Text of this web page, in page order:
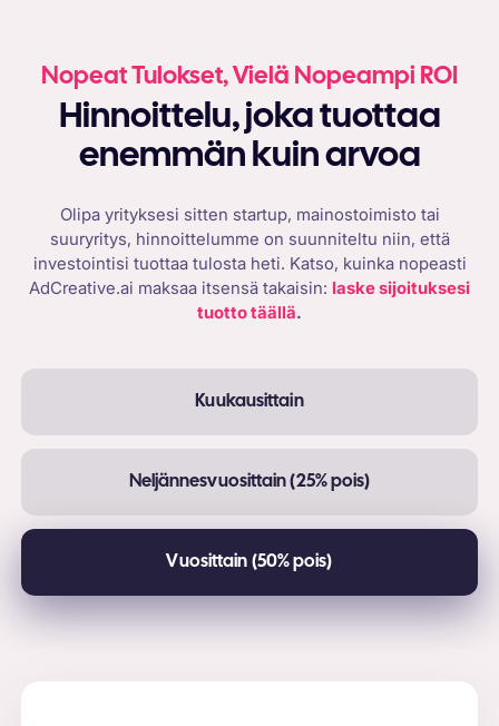
Nopeat Tulokset, Vielä Nopeampi ROI
Hinnoittelu, joka tuottaa
enemmän kuin arvoa
Olipa yrityksesi sitten startup, mainostoimisto tai
suuryritys, hinnoittelumme on suunniteltu niin, että
investointisi tuottaa tulosta heti. Katso, kuinka nopeasti
AdCreative.ai maksaa itsensä takaisin: laske sijoituksesi
tuotto täällä.
Kuukausittain
Neljännesvuosittain (25% pois)
Vuosittain (50% pois)